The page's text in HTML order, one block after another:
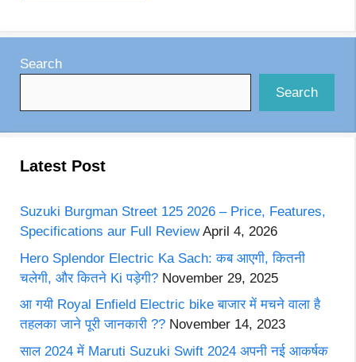
Search
Search
Latest Post
Suzuki Burgman Street 125 2026 – Price, Features,
Specifications aur Full Review April 4, 2026
Hero Splendor Electric Ka Sach: कब आएगी, कितनी
चलेगी, और कितने Ki पड़ेगी? November 29, 2025
आ गयी Royal Enfield Electric bike बाजार में मचने वाला है
तहलका जाने पूरी जानकारी ?? November 14, 2023
साल 2024 में Maruti Suzuki Swift 2024 अपनी नई आकर्षक